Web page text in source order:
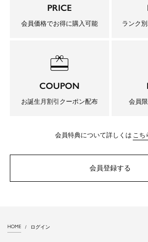
PRICE
会員価格でお得に購入可能 ランク
redeem
COUPON
お誕生月割引クーポン配布 会員
会員特典について詳しくは こち
会員登録する
HOME ログイン